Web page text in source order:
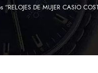
DE MUJER CASIO